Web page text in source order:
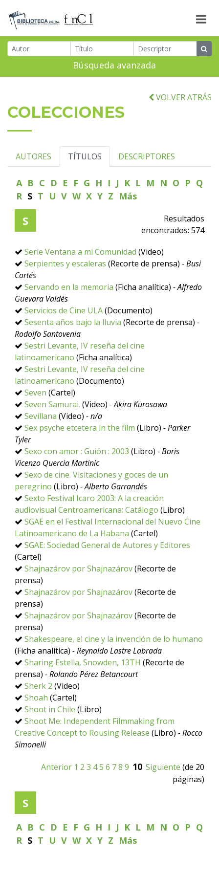
Búsqueda avanzada
VOLVER ATRÁS
COLECCIONES
AUTORES TÍTULOS DESCRIPTORES
A B C D E F G H I J K L M N O P Q
R S T U V W X Y Z Más
S
Resultados
encontrados: 574
Serie Ventana a mi Comunidad (Video)
Serpientes y escaleras (Recorte de prensa) - Busi
Cortés
Servando en la memoria (Ficha analítica) - Alfredo
Guevara Valdés
Servicios de Cine ULA(Documento)
Sesenta años bajo la lluvia (Recorte de prensa) -
Rodolfo Santovenia
Sestri Levante, IV reseña del cine
latinoamericano (Ficha analítica)
Sestri Levante, IV reseña del cine
latinoamericano (Documento)
Seven (Cartel)
Seven Samurai. (Video) - Akira Kurosawa
Sevillana (Video) - n/a
Sex psyche etcetera in the film (Libro) - Parker
Tyler
Sexo con amor : Guión : 2003 (Libro) - Boris
Vicenzo Quercia Martinic
Sexo de cine. Visitaciones y goces de un
peregrino (Libro) - Alberto Garrandés
Sexto Festival Icaro 2003: A la creación
audiovisual Centroamericana: Catálogo (Libro)
SGAE en el Festival Internacional del Nuevo Cine
Latinoamericano de La Habana (Cartel)
SGAE: Sociedad General de Autores y Editores
(Cartel)
Shajnazárov por Shajnazárov(Recorte de
prensa)
Shajnazárov por Shajnazárov(Recorte de
prensa)
Shajnazárov por Shajnazárov(Recorte de
prensa)
Shakespeare, el cine y la invención de lo humano
(Ficha analítica) - Reynaldo Lastre Labrada
Sharing Estella, Snowden, 13TH (Recorte de
prensa) - Rolando Pérez Betancourt
Sherk 2 (Video)
Shoah (Cartel)
Shoot in Chile (Libro)
Shoot Me: Independent Filmmaking from
Creative Concept to Rousing Release (Libro) - Rocco
Simonelli
Anterior 1 2 3 45 6 78 9 10 Siguiente (de 20
páginas)
S
A B C D E F G H I J K L M N O P Q
R S T U V W X Y Z Más